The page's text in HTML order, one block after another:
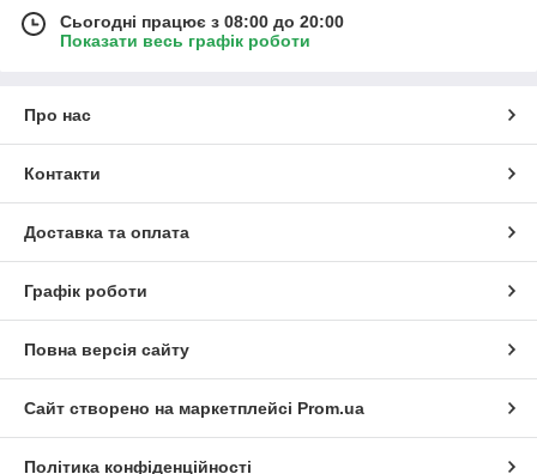
Сьогодні працює з 08:00 до 20:00
Показати весь графік роботи
Про нас
Контакти
Доставка та оплата
Графік роботи
Повна версія сайту
Сайт створено на маркетплейсі Prom.ua
Політика конфіденційності